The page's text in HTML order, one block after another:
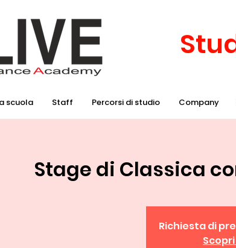
scuola Staff Percorsi di studio Company
Stage di Classica
Richiesta di